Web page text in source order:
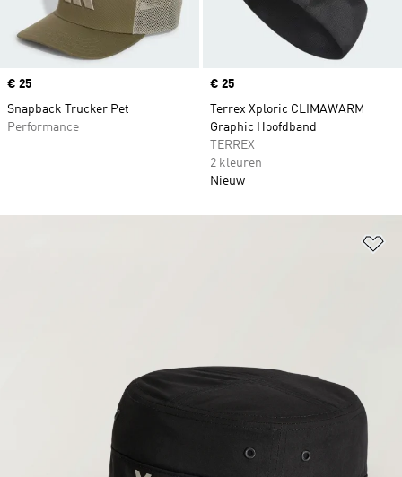
Price
€ 25
Snapback Trucker Pet
Performance
Price
€ 25
Terrex Xploric CLIMAWARM
Graphic Hoofdband
TERREX
2 kleuren
Nieuw